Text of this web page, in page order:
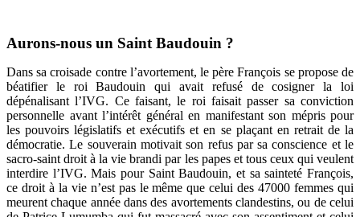
Aurons-nous un Saint Baudouin ?
Dans sa croisade contre l’avortement, le père François se propose de
béatifier le roi Baudouin qui avait refusé de cosigner la loi
dépénalisant l’IVG. Ce faisant, le roi faisait passer sa conviction
personnelle avant l’intérêt général en manifestant son mépris pour
les pouvoirs législatifs et exécutifs et en se plaçant en retrait de la
démocratie. Le souverain motivait son refus par sa conscience et le
sacro-saint droit à la vie brandi par les papes et tous ceux qui veulent
interdire l’IVG. Mais pour Saint Baudouin, et sa sainteté François,
ce droit à la vie n’est pas le même que celui des 47000 femmes qui
meurent chaque année dans des avortements clandestins, ou de celui